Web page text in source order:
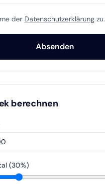
der Datenschutzerklärungzu.
Absenden
berechnen
(30%)